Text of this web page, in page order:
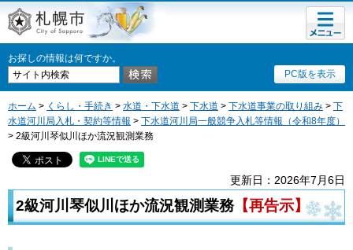
札幌市
お探しの情報は何ですか。
PC版を表示
メニュ
ー
ホーム > くらし・手続き > 水道・下水道 > 下水道 > 下水道事業の取り組み > 下
水道河川局入札・契約等情報 > 下水道河川局一般競争入札等情報（令和8年度）
> 2級河川琴似川ほか流況観測業務
更新日：2026年7月6日
2級河川琴似川ほか流況観測業務 【再告示】